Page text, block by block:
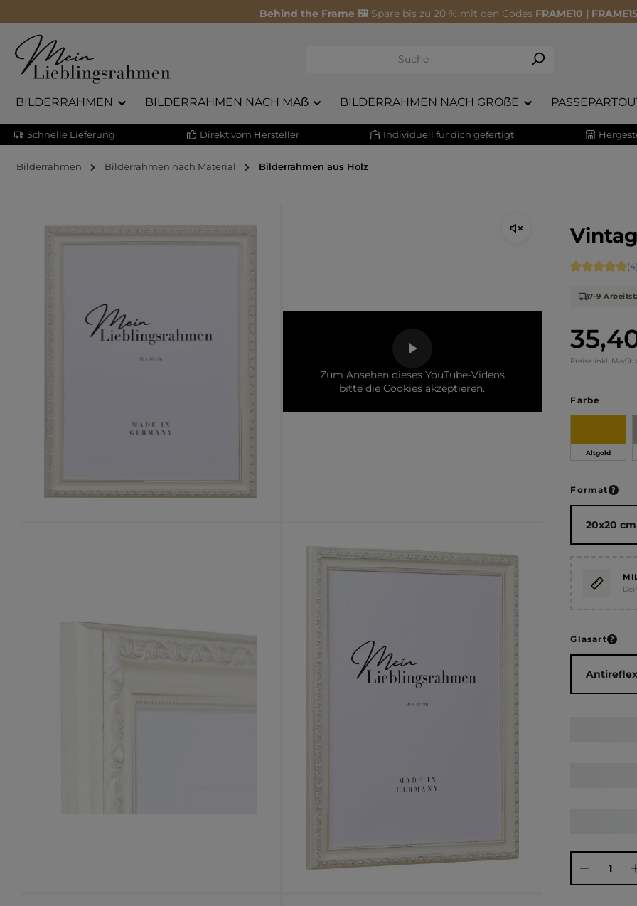
Behind the Frame 🖼️ Spare bis zu 20 % mit den Codes FRAME10 |
BILDERRAHMEN BILDERRAHMEN NACH MAẞ BILDERRAHMEN NACH GRÖẞE
Schnelle Lieferung Direkt vom Hersteller Individuell für dich gefertigt
Bilderrahmen Bilderrahmen nach Material Bilderrahmen aus Holz
Zum Ansehen dieses YouTube-Videos
bitte die Cookies akzeptieren.
Regulärer
Preise inkl. MwSt.
(4)
7-9
Farbe
Altgold
Format
Glasart